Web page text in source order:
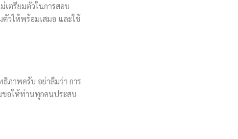
เตรียมตัวในการสอบ
วให้พร้อมเสมอ และใช้
ภาพครับ อย่าลืมว่า การ
ขอให้ท่านทุกคนประสบ